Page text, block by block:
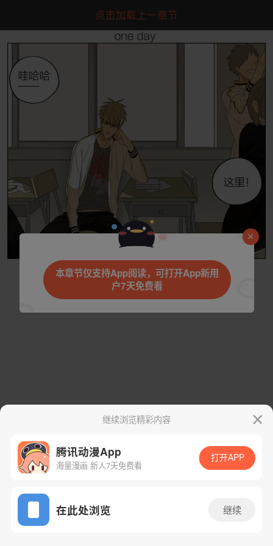
点击加载上一章节
App免费看
下一话 腾漫App免费看
继续浏览精彩内容
腾讯动漫App
海量漫画 新人7天免费看
打开APP
在此处浏览 继续
本章节仅支持App阅读，可打开App新用
户7天免费看
是否前往腾漫App继续阅读
立即前往